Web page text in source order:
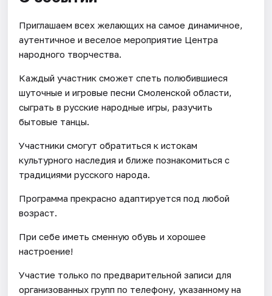
Приглашаем всех желающих на самое динамичное,
аутентичное и веселое мероприятие Центра
народного творчества.
Каждый участник сможет спеть полюбившиеся
шуточные и игровые песни Смоленской области,
сыграть в русские народные игры, разучить
бытовые танцы.
Участники смогут обратиться к истокам
культурного наследия и ближе познакомиться с
традициями русского народа.
Программа прекрасно адаптируется под любой
возраст.
При себе иметь сменную обувь и хорошее
настроение!
Участие только по предварительной записи для
организованных групп по телефону, указанному на